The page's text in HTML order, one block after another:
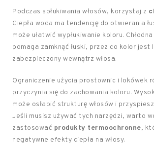
Podczas spłukiwania włosów, korzystaj z
Ciepła woda ma tendencję do otwierania
może ułatwić wypłukiwanie koloru.
pomaga zamknąć łuski, przez co kolor jest
zabezpieczony wewnątrz włosa.
Ograniczenie użycia prostownic i lokówek
przyczynia się do zachowania koloru.
może osłabić strukturę włosów i
Jeśli musisz używać tych narzędzi, warto
zastosować produkty termoochronne,
negatywne efekty ciepła na włosy.